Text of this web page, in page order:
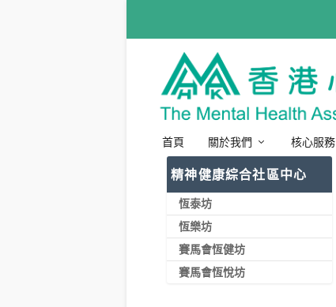
首頁 關於我們 核心服務
精神健康綜合社區中心
恆泰坊
恆樂坊
賽馬會恆健坊
賽馬會恆悅坊